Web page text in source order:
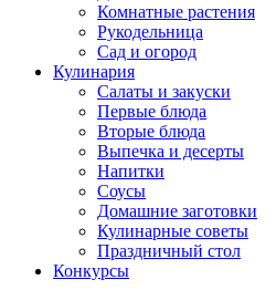
Комнатные растения
Рукодельница
Сад и огород
Кулинария
Салаты и закуски
Первые блюда
Вторые блюда
Выпечка и десерты
Напитки
Соусы
Домашние заготовки
Кулинарные советы
Праздничный стол
Конкурсы